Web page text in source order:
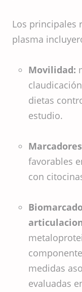
Los principales
plasma
Movilidad:
dietas
estudio.
favorables
con
medidas
evaluadas